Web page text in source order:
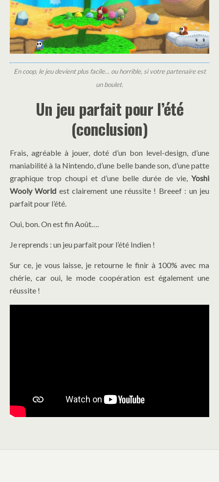
En coop, le jeu devient plus facile… ou horrible, si votre partenaire est
un boulet.
Un jeu parfait pour l’été
(conclusion)
Frais, agréable à jouer, doté d’un bon level-design, d’une
maniabilité à la Nintendo, d’une belle bande son, d’une patte
graphique trop choupi et d’une belle durée de vie, Yoshi
Wooly World est clairement une réussite ! Breeef : un jeu
parfait pour l’été.
Oui, bon. On est fin Août….
Je reprends : un jeu parfait pour l’été Indien !
Sur ce, je vous laisse, je retourne le finir à 100% avec ma
chérie, car oui, le mode coopération est également une
réussite !